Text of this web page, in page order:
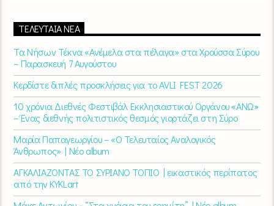
ΤΕΛΕΥΤΑΊΑ ΝΈΑ
Τα Νήσων Τέκνα «Ανέμελα στα πέλαγα» στα Χρούσσα Σύρου
– Παρασκευή 7 Αυγούστου
Κερδίστε διπλές προσκλήσεις για το AVLI FEST 2026
10 χρόνια Διεθνές Φεστιβάλ Εκκλησιαστικού Οργάνου «ΑΝΩ»
– Ένας διεθνής πολιτιστικός θεσμός γιορτάζει στη Σύρο​
Μαρία Παπαγεωργίου – «Ο Τελευταίος Αναλογικός
Άνθρωπος» | Νέο album
ΑΓΚΑΛΙΑΖΟΝΤΑΣ ΤΟ ΣΥΡΙΑΝΟ ΤΟΠΙΟ | εικαστικός περίπατος
από την KYKLart